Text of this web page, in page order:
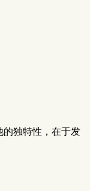
的独特性，在于发